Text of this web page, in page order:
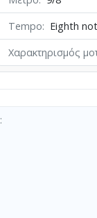
Tempo
Eighth
Χαρακτηρισμός